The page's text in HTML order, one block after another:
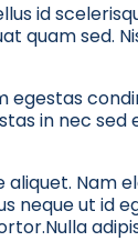
id
quam sed.
egestas
in nec
Nam
neque ut id